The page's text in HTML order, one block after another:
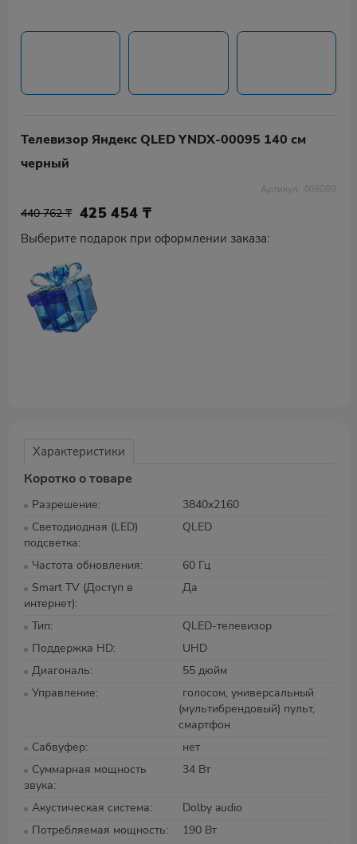
Телевизор Яндекс QLED YNDX-00095 140 см
черный
Артикул: 466089
440 762 ₸ 425 454 ₸
Выберите подарок при оформлении заказа:
Характеристики
Коротко о товаре
Разрешение
3840x2160
Светодиодная (LED)
подсветка
QLED
Частота обновления
60 Гц
Smart TV (Доступ в
интернет)
Да
Тип
QLED-телевизор
Поддержка HD
UHD
Диагональ
55 дюйм
Управление
голосом, универсальный
(мультибрендовый) пульт,
смартфон
Сабвуфер
нет
Суммарная мощность
звука
34 Вт
Акустическая система
Dolby audio
Потребляемая мощность
190 Вт